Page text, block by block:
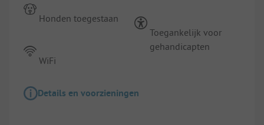
Honden toegestaan
WiFi
Toegankelijk voor
gehandicapten
Details en voorzieningen